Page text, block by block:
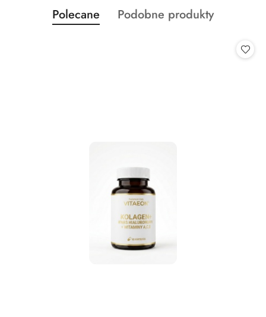
Pomiń karuzelę produktów
Produkty
o
Polecane
Produkty
Podobne produkty